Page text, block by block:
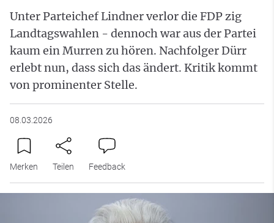
Unter Parteichef Lindner verlor die FDP zig
Landtagswahlen - dennoch war aus der Partei
kaum ein Murren zu hören. Nachfolger Dürr
erlebt nun, dass sich das ändert. Kritik kommt
von prominenter Stelle.
08.03.2026
Merken Teilen Feedback